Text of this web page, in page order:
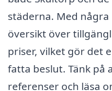
städerna. Med några
översikt över
priser, vilket gör det
fatta beslut. Tänk på
referenser och läsa